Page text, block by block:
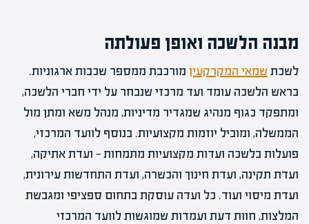
מבנה הלשכה ואופן פעולתה
לשכתשמאי המקרקעין מורכבת ממספר שכבות ארגוניות.
בראש הלשכה עומד ועד מרכזי שנבחר על ידי חברי הלשכה,
ומתפקד כגוף מנהיג שמגדיר מדיניות, מנהל משא ומתן מול
הממשלה, ומוביל יוזמות מקצועיות. בנוסף לוועד המרכזי,
פועלות בלשכה ועדות מקצועיות מתמחות — ועדת אתיקה,
ועדת תקינה, ועדת חינוך והכשרה, ועדת התחדשות עירונית,
ועדת מיסוי ועוד. כל ועדה עוסקת בתחום ספציפי ומגבשת
המלצות, חוות דעת ועמדות שמוגשות לוועד המרכזי